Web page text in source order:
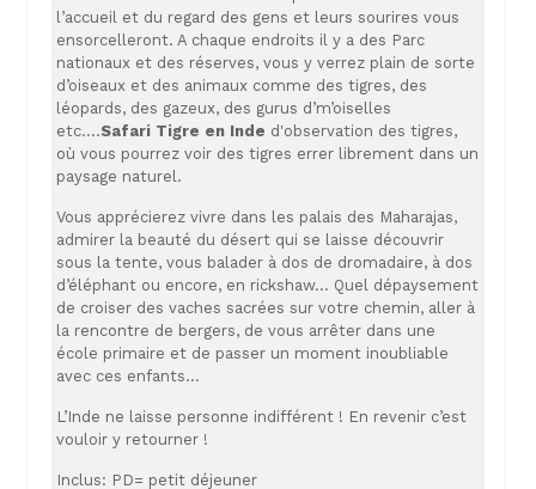
l’accueil et du regard des gens et leurs sourires vous
ensorcelleront. A chaque endroits il y a des Parc
nationaux et des réserves, vous y verrez plain de sorte
d’oiseaux et des animaux comme des tigres, des
léopards, des gazeux, des gurus d’m’oiselles
etc….Safari Tigre en Inde d'observation des tigres,
où vous pourrez voir des tigres errer librement dans un
paysage naturel.
Vous apprécierez vivre dans les palais des Maharajas,
admirer la beauté du désert qui se laisse découvrir
sous la tente, vous balader à dos de dromadaire, à dos
d’éléphant ou encore, en rickshaw… Quel dépaysement
de croiser des vaches sacrées sur votre chemin, aller à
la rencontre de bergers, de vous arrêter dans une
école primaire et de passer un moment inoubliable
avec ces enfants…
L’Inde ne laisse personne indifférent ! En revenir c’est
vouloir y retourner !
Inclus: PD= petit déjeuner